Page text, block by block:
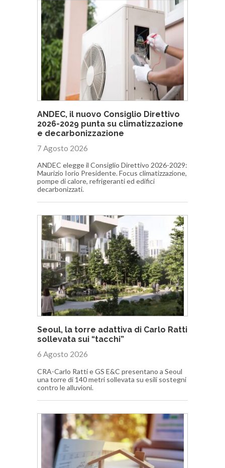
ANDEC, il nuovo Consiglio Direttivo
2026-2029 punta su climatizzazione
e decarbonizzazione
7 Agosto 2026
ANDEC elegge il Consiglio Direttivo 2026-2029:
Maurizio Iorio Presidente. Focus climatizzazione,
pompe di calore, refrigeranti ed edifici
decarbonizzati.
Seoul, la torre adattiva di Carlo Ratti
sollevata sui “tacchi”
6 Agosto 2026
CRA-Carlo Ratti e GS E&C presentano a Seoul
una torre di 140 metri sollevata su esili sostegni
contro le alluvioni.